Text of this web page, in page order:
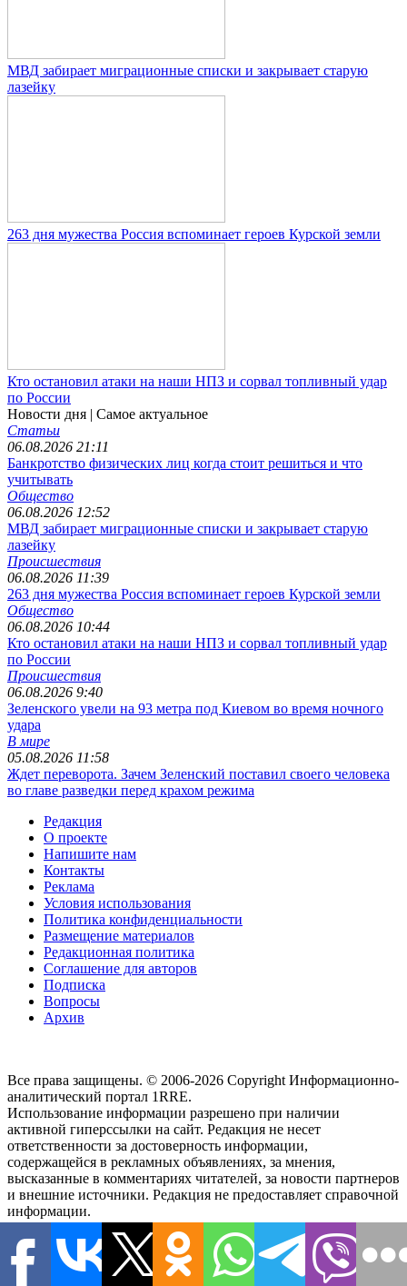
МВД забирает миграционные списки и закрывает старую
лазейку
263 дня мужества Россия вспоминает героев Курской земли
Кто остановил атаки на наши НПЗ и сорвал топливный удар
по России
Новости дня | Самое актуальное
Статьи
06.08.2026 21:11
Банкротство физических лиц когда стоит решиться и что
учитывать
Общество
06.08.2026 12:52
МВД забирает миграционные списки и закрывает старую
лазейку
Происшествия
06.08.2026 11:39
263 дня мужества Россия вспоминает героев Курской земли
Общество
06.08.2026 10:44
Кто остановил атаки на наши НПЗ и сорвал топливный удар
по России
Происшествия
06.08.2026 9:40
Зеленского увели на 93 метра под Киевом во время ночного
удара
В мире
05.08.2026 11:58
Ждет переворота. Зачем Зеленский поставил своего человека
во главе разведки перед крахом режима
Редакция
О проекте
Напишите нам
Контакты
Реклама
Условия использования
Политика конфиденциальности
Размещение материалов
Редакционная политика
Соглашение для авторов
Подписка
Вопросы
Архив
Все права защищены. © 2006-2026 CopyrightИнформационно-
аналитический портал 1RRE.
Использование информации разрешено при наличии
активной гиперссылки на сайт. Редакция не несет
ответственности за достоверность информации,
содержащейся в рекламных объявлениях, за мнения,
высказанные в комментариях читателей, за новости партнеров
и внешние источники. Редакция не предоставляет справочной
информации.
Наш адрес:район Тверской, Новослободская улица, 36/1,
103066, м. Менделеевская,- Россия, г.Москва,Тел.+7(495)21-
57-58
Чтобы связаться с редакцией или сообщить обо всех